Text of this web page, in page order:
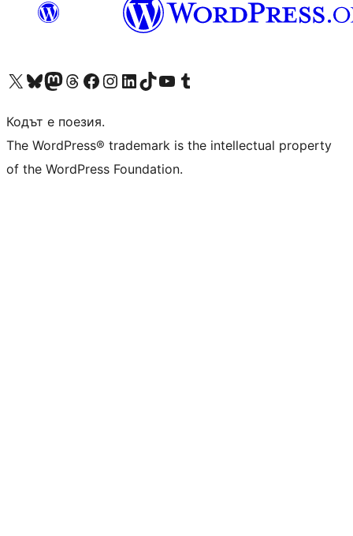
Visit our X (formerly Twitter) account
Visit our Bluesky account
Visit our Mastodon account
Visit our Threads account
Посетете нашата страница във Facebook
Посетете нашия профил в Instagram
Посетете нашия профил в LinkedIn
Visit our TikTok account
Visit our YouTube channel
Visit our Tumblr account
Кодът е поезия.
The WordPress® trademark is the intellectual property
of the WordPress Foundation.